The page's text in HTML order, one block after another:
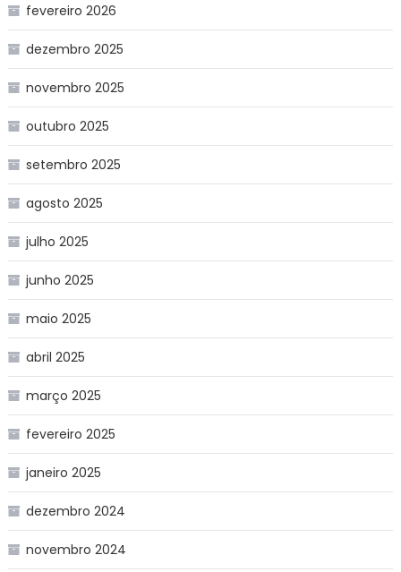
fevereiro 2026
dezembro 2025
novembro 2025
outubro 2025
setembro 2025
agosto 2025
julho 2025
junho 2025
maio 2025
abril 2025
março 2025
fevereiro 2025
janeiro 2025
dezembro 2024
novembro 2024